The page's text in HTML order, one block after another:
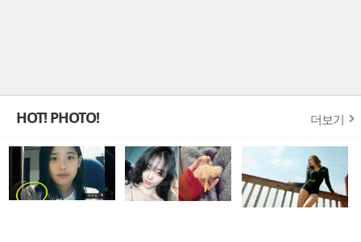
HOT! PHOTO! 더보기